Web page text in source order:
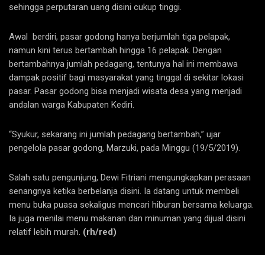
sehingga perputaran uang disini cukup tinggi.
Awal berdiri, pasar godong hanya berjumlah tiga pelapak,
namun kini terus bertambah hingga 16 pelapak. Dengan
bertambahnya jumlah pedagang, tentunya hal ini membawa
dampak positif bagi masyarakat yang tinggal di sekitar lokasi
pasar. Pasar godong bisa menjadi wisata desa yang menjadi
andalan warga Kabupaten Kediri.
“Syukur, sekarang ini jumlah pedagang bertambah,” ujar
pengelola pasar godong, Marzuki, pada Minggu (19/5/2019).
Salah satu pengunjung, Dewi Fitriani mengungkapkan perasaan
senangnya ketika berbelanja disini. Ia datang untuk membeli
menu buka puasa sekaligus mencari hiburan bersama keluarga.
Ia juga menilai menu makanan dan minuman yang dijual disini
relatif lebih murah. (rh/red)